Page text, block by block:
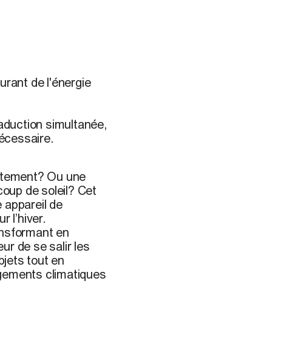
de l'énergie
simultanée,
Ou une
de soleil? Cet
appareil de
l’hiver.
en
de se salir les
tout en
climatiques